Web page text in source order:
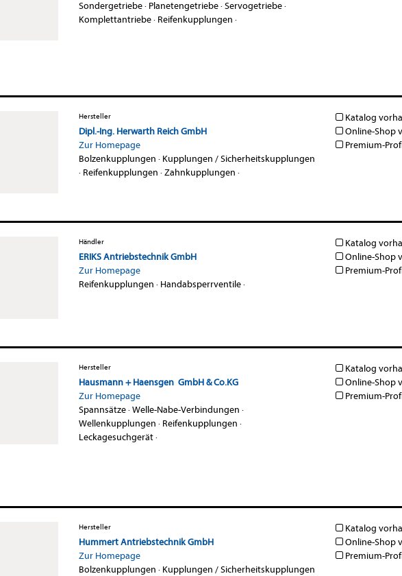
Sondergetriebe· Planetengetriebe·Servogetriebe·
Komplettantriebe· Reifenkupplungen ·
Hersteller
Dipl.-Ing. Herwarth Reich GmbH
Zur Homepage
Bolzenkupplungen · Kupplungen / Sicherheitskupplungen
· Reifenkupplungen ·Zahnkupplungen ·
Katalog
Online-Shop
Premium-
Händler
ERIKS Antriebstechnik GmbH
Zur Homepage
Reifenkupplungen · Handabsperrventile·
Katalog
Online-Shop
Premium-
Hersteller
Hausmann + Haensgen GmbH & Co.KG
Zur Homepage
Spannsätze·Welle-Nabe-Verbindungen ·
Wellenkupplungen · Reifenkupplungen ·
Leckagesuchgerät·
Katalog
Online-Shop
Premium-
Hersteller
Hummert Antriebstechnik GmbH
Zur Homepage
Bolzenkupplungen · Kupplungen / Sicherheitskupplungen
Katalog
Online-Shop
Premium-